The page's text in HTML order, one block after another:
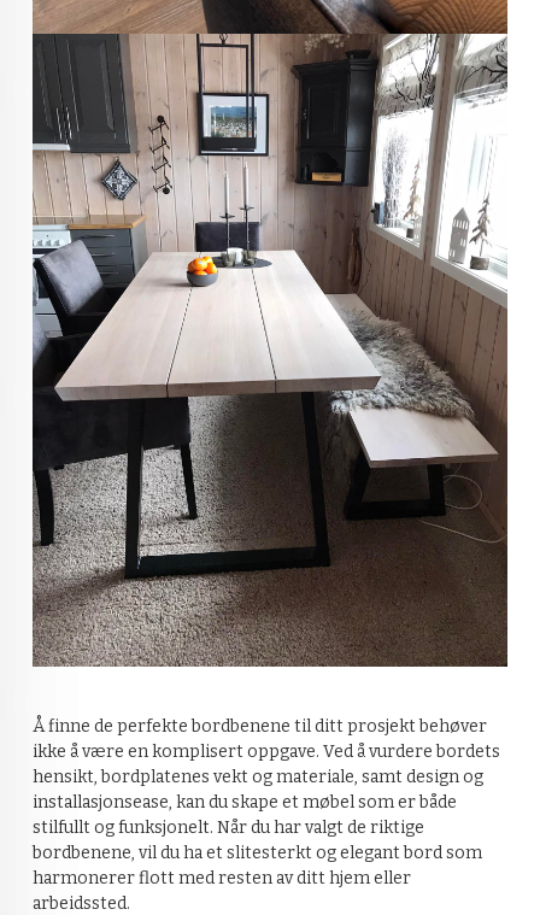
Å finne de perfekte bordbenene til ditt prosjekt behøver
ikke å være en komplisert oppgave. Ved å vurdere bordets
hensikt, bordplatenes vekt og materiale, samt design og
installasjonsease, kan du skape et møbel som er både
stilfullt og funksjonelt. Når du har valgt de riktige
bordbenene, vil du ha et slitesterkt og elegant bord som
harmonerer flott med resten av ditt hjem eller
arbeidssted.